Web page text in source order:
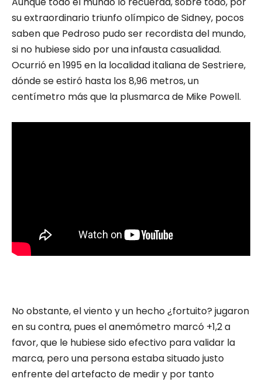
su extraordinario triunfo olímpico de Sidney, pocos
saben que Pedroso pudo ser recordista del mundo,
si no hubiese sido por una infausta casualidad.
Ocurrió en 1995 en la localidad italiana de Sestriere,
dónde se estiró hasta los 8,96 metros, un
centímetro más que la plusmarca de Mike Powell.
No obstante, el viento y un hecho ¿fortuito? jugaron
en su contra, pues el anemómetro marcó +1,2 a
favor, que le hubiese sido efectivo para validar la
marca, pero una persona estaba situado justo
enfrente del artefacto de medir y por tanto